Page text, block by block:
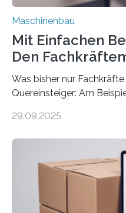
Maschinenbau
Mit Einfachen
Den
Was bisher nur
Quereinsteiger: Am
Mensch-Maschine-
Die zugrunde liegende
anderen Maschinen
umzurüsten ist ein Job für
Maschine faltet in
Landkarten und vieles
29.09.2025